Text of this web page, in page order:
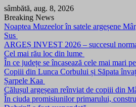
Skip
to
content
sâmbătă, aug. 8, 2026
Breaking News
Noaptea Muzeelor în satele argeșene
Sus
ARGEȘ INVEST 2026 – succesul
Cel mai rău loc din lume
În ce județe se încasează cele mai mari
Copiii din Lunca Corbului și Săpata
Șarpele Kaa
Călușul argeșean reînviat de copiii din
În ciuda promisiunilor primarului,